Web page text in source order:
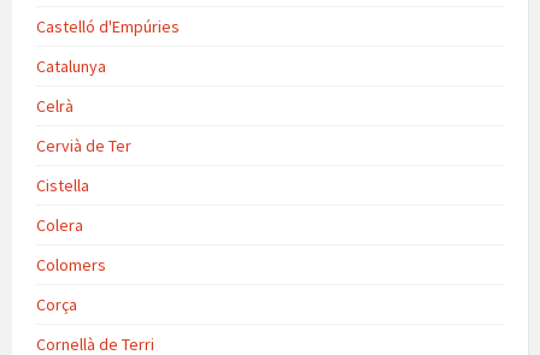
Castelló d'Empúries
Catalunya
Celrà
Cervià de Ter
Cistella
Colera
Colomers
Corça
Cornellà de Terri